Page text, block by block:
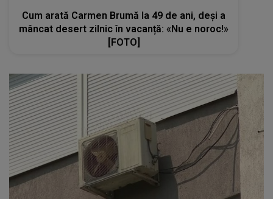
Cum arată Carmen Brumă la 49 de ani, deși a
mâncat desert zilnic în vacanță: «Nu e noroc!»
[FOTO]